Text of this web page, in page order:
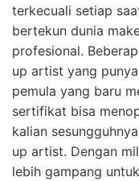
terkecuali setiap
bertekun dunia
profesional.
up artist yang
pemula yang baru
sertifikat bisa
kalian
up artist. Dengan
lebih gampang